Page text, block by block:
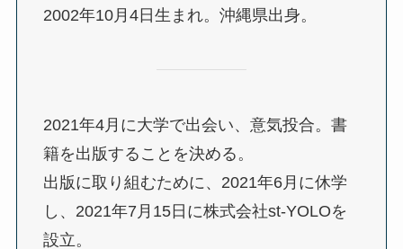
2002年10月4日生まれ。沖縄県出身。
2021年4月に大学で出会い、意気投合。書
籍を出版することを決める。
出版に取り組むために、2021年6月に休学
し、2021年7月15日に株式会社st-YOLOを
設立。